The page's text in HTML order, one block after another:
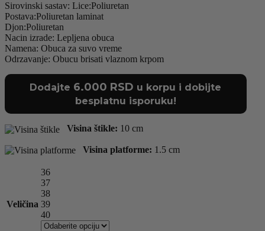
Sirovinski sastav: Lice:Poliuretan
Postava:Poliuretan laminat
Djon:Poliuretan
Nacin izrade: Lepljena obuca
Namena: Obuca za suvo vreme
Odrzavanje: Obucu brisati vlaznom krpom
Dodajte 6.000 RSD u korpu i dobijte
besplatnu isporuku!
Visina štikle: 10 cm
Visina platforme: 1.5 cm
Veličina
36
37
38
39
40